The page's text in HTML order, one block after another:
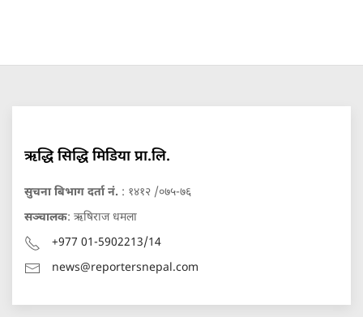
ऋद्धि सिद्धि मिडिया प्रा.लि.
सुचना बिभाग दर्ता नं. : १४१२ /०७५-७६
सञ्चालक: ऋषिराज धमला
+977 01-5902213/14
news@reportersnepal.com